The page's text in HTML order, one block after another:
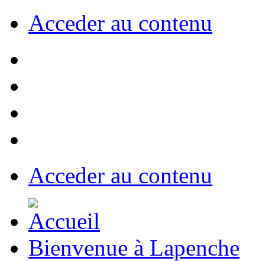
Acceder au contenu
Acceder au contenu
Bienvenue à Lapenche